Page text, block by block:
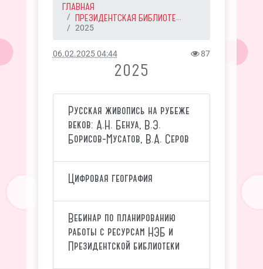
ГЛАВНАЯ
ПРЕЗИДЕНТСКАЯ БИБЛИОТЕ...
2025
06.02.2025 04:44 87
2025
Русская живопись на рубеже
веков: А.Н. Бенуа, В.Э.
Борисов-Мусатов, В.А. Серов
Цифровая география
Вебинар по планированию
работы с ресурсам НЭБ и
Президентской библиотеки